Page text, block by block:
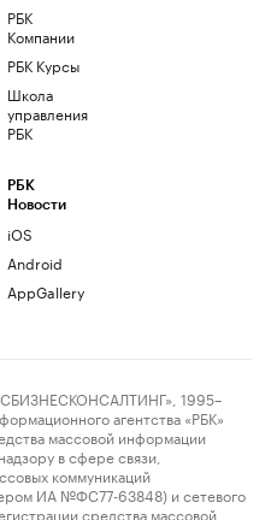
РБК
Компании
РБК Курсы
Школа
управления
РБК
РБК
Новости
iOS
Android
AppGallery
1995–
агентства «РБК»
массовой информации
в сфере связи,
коммуникаций
ИА №ФС77-63848) и сетевого
средства массовой